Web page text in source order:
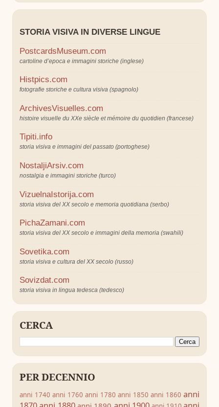
STORIA VISIVA IN DIVERSE LINGUE
PostcardsMuseum.com
cartoline d’epoca e immagini storiche (inglese)
Histpics.com
fotografie storiche e cultura visiva (spagnolo)
ArchivesVisuelles.com
histoire visuelle du XXe siècle et mémoire du quotidien (francese)
Tipiti.info
storia visiva e immagini del passato (portoghese)
NostaljiArsiv.com
nostalgia e immagini storiche (turco)
VizuelnaIstorija.com
storia visiva del XX secolo e memoria quotidiana (serbo)
PichaZamani.com
storia visiva del XX secolo e immagini della memoria (swahili)
Sovetika.com
storia visiva e cultura del XX secolo (russo)
Sovizdat.com
storia visiva in lingua tedesca (tedesco)
CERCA
PER DECENNIO
anni 1740 anni 1760 anni 1780 anni 1850 anni 1860 anni